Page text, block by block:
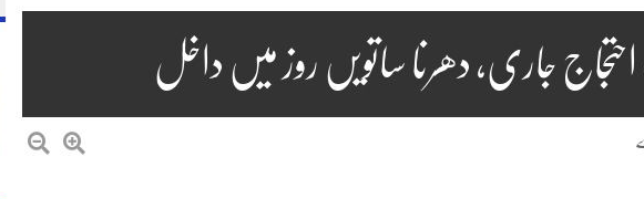
کا احتجاج جاری، دھرنا ساتویں روز میں داخل